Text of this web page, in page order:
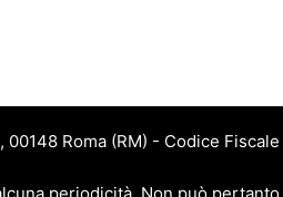
Roma (RM) - Codice
periodicità. Non può